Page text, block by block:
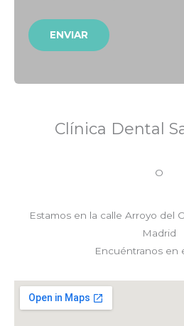
Clínica Dental
O
Estamos en la calle Arroyo del
Madrid
Encuéntranos en